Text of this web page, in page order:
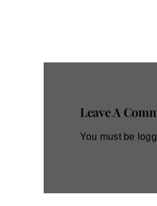
Leave A
You must be